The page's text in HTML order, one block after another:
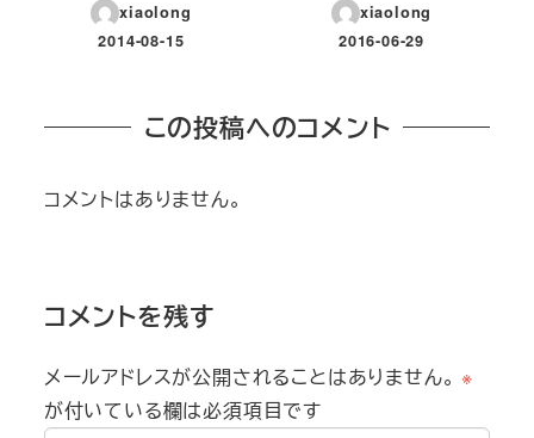
xiaolong
投稿日
2014-08-15
xiaolong
投稿日
2016-06-29
この投稿へのコメント
コメントはありません。
コメントを残す
メールアドレスが公開されることはありません。 ※
が付いている欄は必須項目です